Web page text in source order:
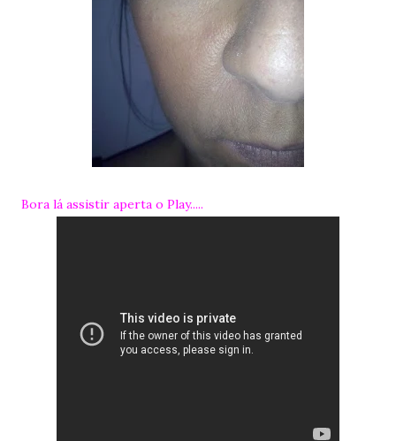
Bora lá assistir aperta o Play.....